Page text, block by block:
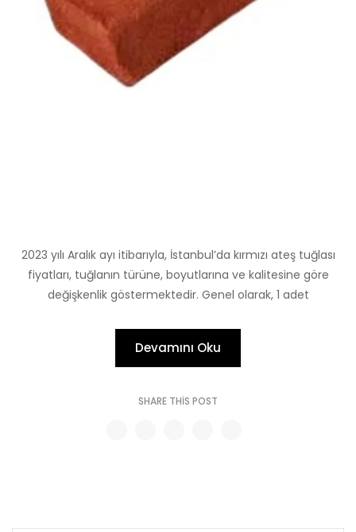
2023 yılı Aralık ayı itibarıyla, İstanbul’da kırmızı ateş tuğlası
fiyatları, tuğlanın türüne, boyutlarına ve kalitesine göre
değişkenlik göstermektedir. Genel olarak, 1 adet
Devamını Oku
SHARE THIS POST